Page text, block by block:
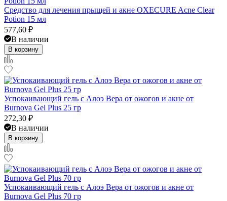
Средство для лечения прыщей и акне OXECURE Acne Clear
Potion 15 мл
577,60 ₽
В наличии
В корзину
Успокаивающий гель с Алоэ Вера от ожогов и акне от
Burnova Gel Plus 25 гр
272,30 ₽
В наличии
В корзину
Успокаивающий гель с Алоэ Вера от ожогов и акне от
Burnova Gel Plus 70 гр